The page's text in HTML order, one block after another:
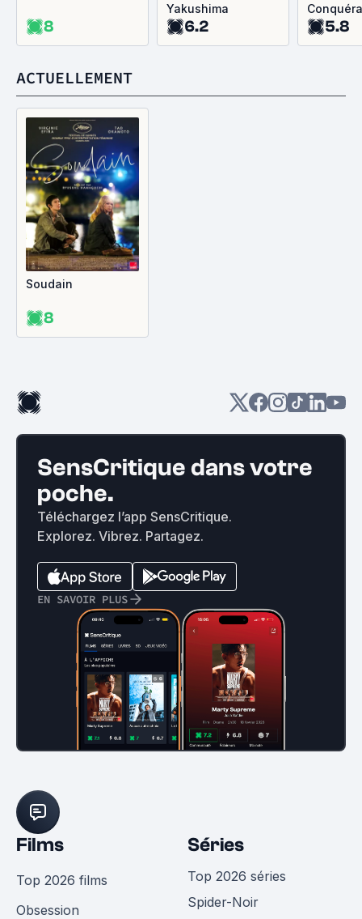
8
Yakushima
6.2 5.8
ACTUELLEMENT
Soudain
8
SensCritique dans votre
poche.
Téléchargez l’app SensCritique.
Explorez. Vibrez. Partagez.
EN SAVOIR PLUS
Films
Top 2026 films
Obsession
Séries
Top 2026 séries
Spider-Noir